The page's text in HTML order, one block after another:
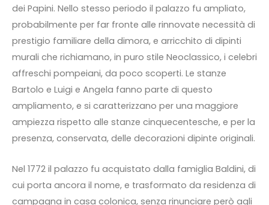
dei Papini. Nello stesso periodo il palazzo fu ampliato,
probabilmente per far fronte alle rinnovate necessità di
prestigio familiare della dimora, e arricchito di dipinti
murali che richiamano, in puro stile Neoclassico, i celebri
affreschi pompeiani, da poco scoperti. Le stanze
Bartolo e Luigi e Angela fanno parte di questo
ampliamento, e si caratterizzano per una maggiore
ampiezza rispetto alle stanze cinquecentesche, e per la
presenza, conservata, delle decorazioni dipinte originali.
Nel 1772 il palazzo fu acquistato dalla famiglia Baldini, di
cui porta ancora il nome, e trasformato da residenza di
campagna in casa colonica, senza rinunciare però agli